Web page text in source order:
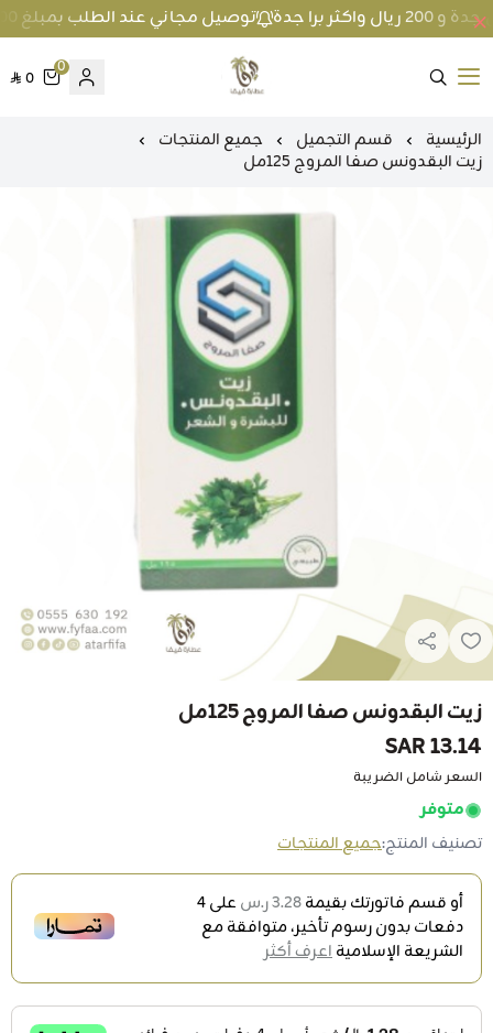
توصيل مجاني عند الطلب بمبلغ 100 ريال واكثر داخل جدة و 200 ريال واكثر برا جدة
متجر عطارة فيفا
0
0
الرئيسية قسم التجميل
جميع المنتجات
زيت البقدونس صفا المروج 125مل
زيت البقدونس صفا المروج 125مل
13.14 SAR
السعر شامل الضريبة
متوفر
تصنيف المنتج:جميع المنتجات
أو قسم فاتورتك بقيمة3.28 ر.س على4
دفعات بدون رسوم تأخير، متوافقة مع
الشريعة الإسلاميةاعرف أكثر